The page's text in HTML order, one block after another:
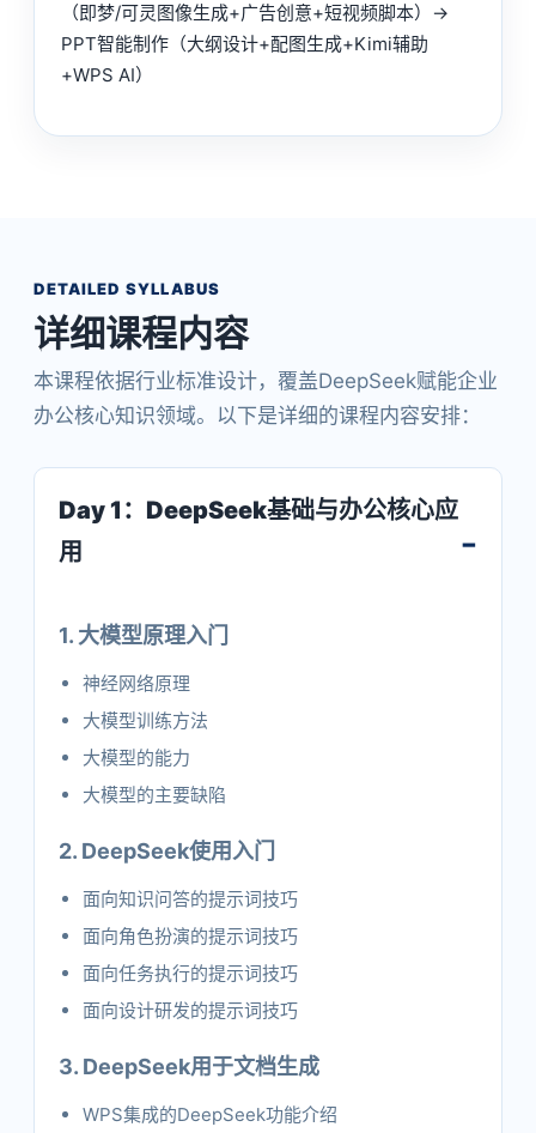
（即梦/可灵图像生成+广告创意+短视频脚本）→
PPT智能制作（大纲设计+配图生成+Kimi辅助
+WPS AI）
DETAILED SYLLABUS
详细课程内容
本课程依据行业标准设计，覆盖DeepSeek赋能企业
办公核心知识领域。以下是详细的课程内容安排：
Day 1：DeepSeek基础与办公核心应
用
1. 大模型原理入门
神经网络原理
大模型训练方法
大模型的能力
大模型的主要缺陷
2. DeepSeek使用入门
面向知识问答的提示词技巧
面向角色扮演的提示词技巧
面向任务执行的提示词技巧
面向设计研发的提示词技巧
3. DeepSeek用于文档生成
WPS集成的DeepSeek功能介绍